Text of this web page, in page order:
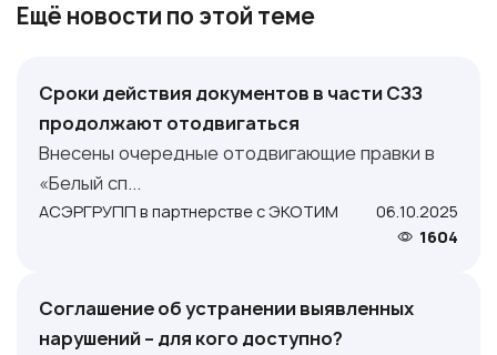
Ещё новости по этой теме
Сроки действия документов в части СЗЗ
продолжают отодвигаться
Внесены очередные отодвигающие правки в
«Белый сп...
АСЭРГРУПП в партнерстве с ЭКОТИМ
06.10.2025
1604
Соглашение об устранении выявленных
нарушений – для кого доступно?